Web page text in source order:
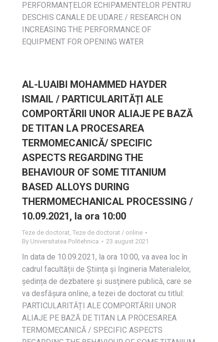
PERFORMANȚELOR ECHIPAMENTELOR PENTRU
DESCHIS CANALE DE UDARE / RESEARCH ON
INCREASING THE PERFORMANCE OF
EQUIPMENT FOR OPENING WATER
AL-LUAIBI MOHAMMED HAYDER
ISMAIL / PARTICULARITĂȚI ALE
COMPORTĂRII UNOR ALIAJE PE BAZĂ
DE TITAN LA PROCESAREA
TERMOMECANICĂ/ SPECIFIC
ASPECTS REGARDING THE
BEHAVIOUR OF SOME TITANIUM
BASED ALLOYS DURING
THERMOMECHANICAL PROCESSING /
10.09.2021, la ora 10:00
Teze de doctorat, Teze de doctorat / online
By Universitatea Politehnica 23 august 2021
In data de 10.09.2021, la ora 10:00, va avea loc în
cadrul facultății de Știința și Ingineria Materialelor,
ședința de dezbatere și susţinere publică, care se
va desfășura online, a tezei de doctorat cu titlul:
PARTICULARITĂȚI ALE COMPORTĂRII UNOR
ALIAJE PE BAZĂ DE TITAN LA PROCESAREA
TERMOMECANICĂ / SPECIFIC ASPECTS